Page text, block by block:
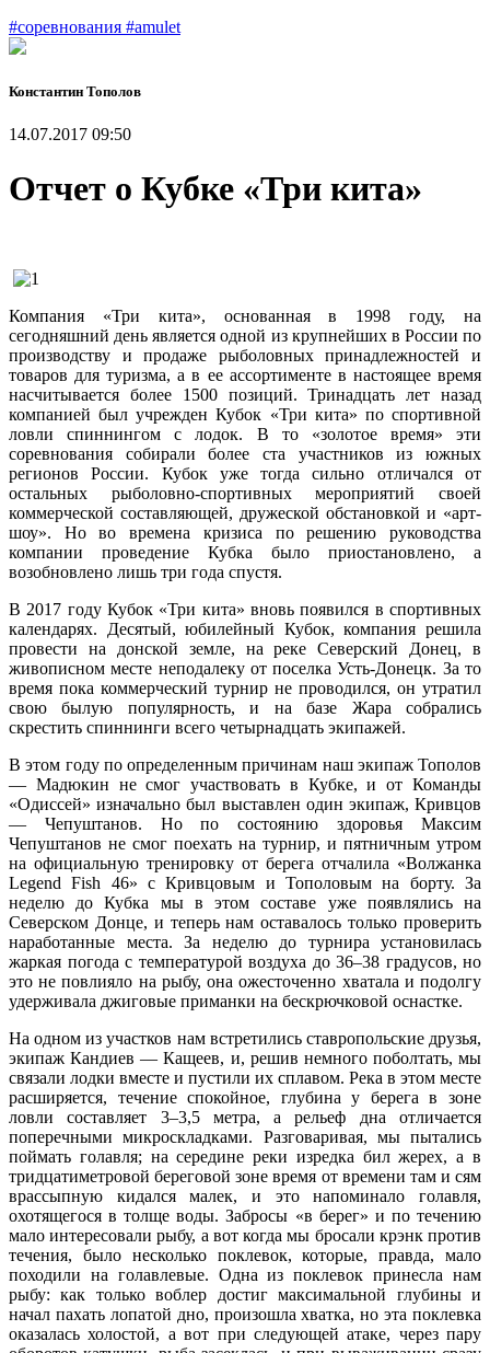
#соревнования #amulet
Константин Тополов
14.07.2017 09:50
Отчет о Кубке «Три кита»
Компания «Три кита», основанная в 1998 году, на
сегодняшний день является одной из крупнейших в России по
производству и продаже рыболовных принадлежностей и
товаров для туризма, а в ее ассортименте в настоящее время
насчитывается более 1500 позиций. Тринадцать лет назад
компанией был учрежден Кубок «Три кита» по спортивной
ловли спиннингом с лодок. В то «золотое время» эти
соревнования собирали более ста участников из южных
регионов России. Кубок уже тогда сильно отличался от
остальных рыболовно-спортивных мероприятий своей
коммерческой составляющей, дружеской обстановкой и «арт-
шоу». Но во времена кризиса по решению руководства
компании проведение Кубка было приостановлено, а
возобновлено лишь три года спустя.
В 2017 году Кубок «Три кита» вновь появился в спортивных
календарях. Десятый, юбилейный Кубок, компания решила
провести на донской земле, на реке Северский Донец, в
живописном месте неподалеку от поселка Усть-Донецк. За то
время пока коммерческий турнир не проводился, он утратил
свою былую популярность, и на базе Жара собрались
скрестить спиннинги всего четырнадцать экипажей.
В этом году по определенным причинам наш экипаж Тополов
— Мадюкин не смог участвовать в Кубке, и от Команды
«Одиссей» изначально был выставлен один экипаж, Кривцов
— Чепуштанов. Но по состоянию здоровья Максим
Чепуштанов не смог поехать на турнир, и пятничным утром
на официальную тренировку от берега отчалила «Волжанка
Legend Fish 46» с Кривцовым и Тополовым на борту. За
неделю до Кубка мы в этом составе уже появлялись на
Северском Донце, и теперь нам оставалось только проверить
наработанные места. За неделю до турнира установилась
жаркая погода с температурой воздуха до 36–38 градусов, но
это не повлияло на рыбу, она ожесточенно хватала и подолгу
удерживала джиговые приманки на бескрючковой оснастке.
На одном из участков нам встретились ставропольские друзья,
экипаж Кандиев — Кащеев, и, решив немного поболтать, мы
связали лодки вместе и пустили их сплавом. Река в этом месте
расширяется, течение спокойное, глубина у берега в зоне
ловли составляет 3–3,5 метра, а рельеф дна отличается
поперечными микроскладками. Разговаривая, мы пытались
поймать голавля; на середине реки изредка бил жерех, а в
тридцатиметровой береговой зоне время от времени там и сям
врассыпную кидался малек, и это напоминало голавля,
охотящегося в толще воды. Забросы «в берег» и по течению
мало интересовали рыбу, а вот когда мы бросали крэнк против
течения, было несколько поклевок, которые, правда, мало
походили на голавлевые. Одна из поклевок принесла нам
рыбу: как только воблер достиг максимальной глубины и
начал пахать лопатой дно, произошла хватка, но эта поклевка
оказалась холостой, а вот при следующей атаке, через пару